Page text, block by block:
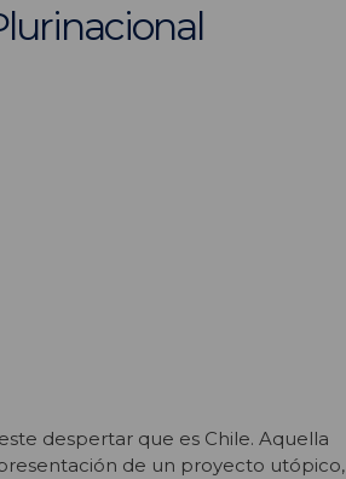
despertar que es Chile. Aquella
de un proyecto utópico,